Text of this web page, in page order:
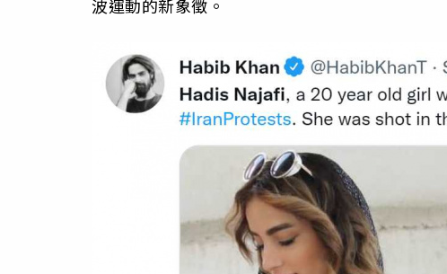
波運動的新象徵。